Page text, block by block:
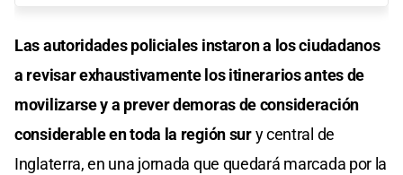
Las autoridades policiales instaron a los ciudadanos
a revisar exhaustivamente los itinerarios antes de
movilizarse y a prever demoras de consideración
considerable en toda la región sury central de
Inglaterra, en una jornada que quedará marcada por la